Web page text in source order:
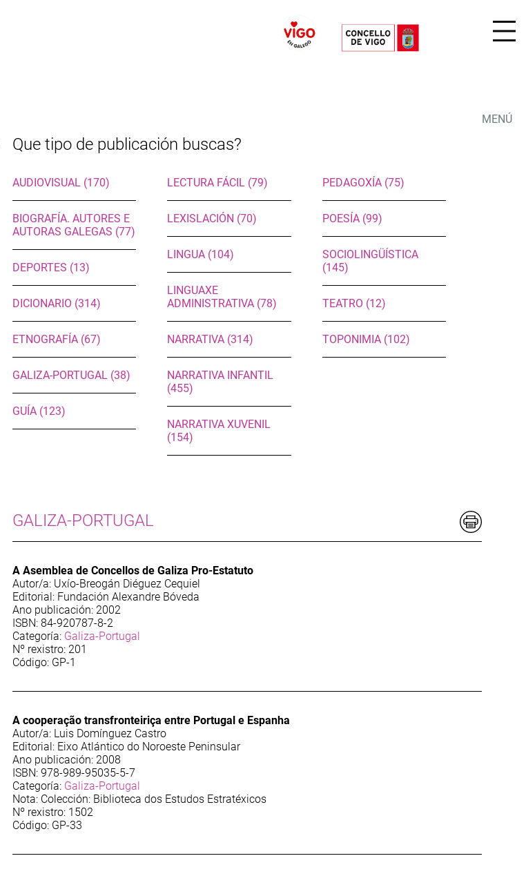
Que tipo de publicación buscas?
AUDIOVISUAL (170)
BIOGRAFÍA. AUTORES E
AUTORAS GALEGAS (77)
DEPORTES (13)
DICIONARIO (314)
ETNOGRAFÍA (67)
GALIZA-PORTUGAL (38)
GUÍA (123)
LECTURA FÁCIL (79)
LEXISLACIÓN (70)
LINGUA (104)
LINGUAXE
ADMINISTRATIVA (78)
NARRATIVA (314)
NARRATIVA INFANTIL
(455)
NARRATIVA XUVENIL
(154)
PEDAGOXÍA (75)
POESÍA (99)
SOCIOLINGÜÍSTICA
(145)
TEATRO (12)
TOPONIMIA (102)
GALIZA-PORTUGAL
A Asemblea de Concellos de Galiza Pro-Estatuto
Autor/a: Uxío-Breogán Diéguez Cequiel
Editorial: Fundación Alexandre Bóveda
Ano publicación: 2002
ISBN: 84-920787-8-2
Categoría: Galiza-Portugal
Nº rexistro: 201
Código: GP-1
A cooperação transfronteiriça entre Portugal e Espanha
Autor/a: Luis Domínguez Castro
Editorial: Eixo Atlántico do Noroeste Peninsular
Ano publicación: 2008
ISBN: 978-989-95035-5-7
Categoría: Galiza-Portugal
Nota: Colección: Biblioteca dos Estudos Estratéxicos
Nº rexistro: 1502
Código: GP-33
MENÚ